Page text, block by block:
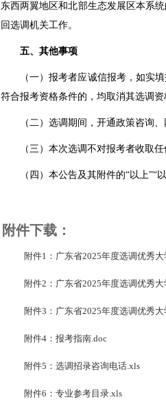
东西两翼地区和北部生态发展区本系
回选调机关工作。
五、其他事项
（一）报考者应诚信报考，如实填
符合报考资格条件的，均取消其选调资
（二）选调期间，开通政策咨询、
（三）本次选调不对报考者收取任
（四）本公告及其附件的“以上”“以
附件下载：
附件1：广东省2025年度选调优秀
附件2：广东省2025年度选调优秀
附件3：广东省2025年度选调优秀
附件4：报考指南.doc
附件5：选调招录咨询电话.xls
附件6：专业参考目录.xls